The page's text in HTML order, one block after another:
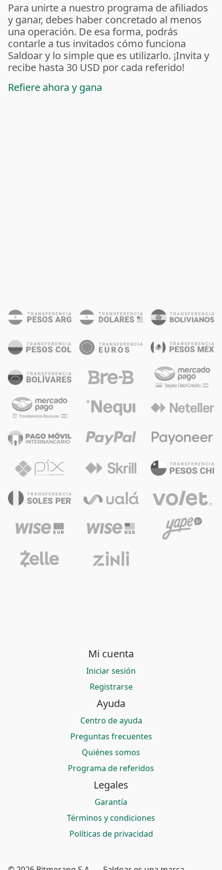
Para unirte a nuestro programa de afiliados
y ganar, debes haber concretado al menos
una operación. De esa forma, podrás
contarle a tus invitados cómo funciona
Saldoar y lo simple que es utilizarlo. ¡Invita y
recibe hasta 30 USD por cada referido!
Refiere ahora y gana
Mi cuenta
Iniciar sesión
Registrarse
Ayuda
Centro de ayuda
Preguntas frecuentes
Quiénes somos
Programa de referidos
Legales
Garantía
Términos y condiciones
Políticas de privacidad